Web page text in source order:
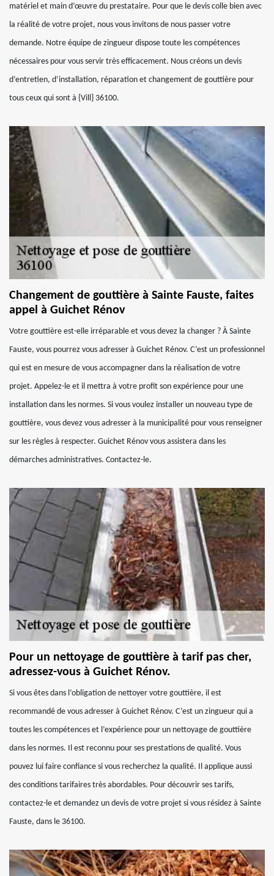
matériel et main d’œuvre du prestataire. Pour que le devis colle bien avec
la réalité de votre projet, nous vous invitons de nous passer votre
demande. Notre équipe de zingueur dispose toute les compétences
nécessaires pour vous servir très efficacement. Nous créons un devis
d’entretien, d’installation, réparation et changement de gouttière pour
tous ceux qui sont à {Vill} 36100.
Changement de gouttière à Sainte Fauste, faites
appel à Guichet Rénov
Votre gouttière est-elle irréparable et vous devez la changer ? À Sainte
Fauste, vous pourrez vous adresser à Guichet Rénov. C’est un professionnel
qui est en mesure de vous accompagner dans la réalisation de votre
projet. Appelez-le et il mettra à votre profit son expérience pour une
installation dans les normes. Si vous voulez installer un nouveau type de
gouttière, vous devez vous adresser à la municipalité pour vous renseigner
sur les règles à respecter. Guichet Rénov vous assistera dans les
démarches administratives. Contactez-le.
Pour un nettoyage de gouttière à tarif pas cher,
adressez-vous à Guichet Rénov.
Si vous êtes dans l’obligation de nettoyer votre gouttière, il est
recommandé de vous adresser à Guichet Rénov. C’est un zingueur qui a
toutes les compétences et l’expérience pour un nettoyage de gouttière
dans les normes. Il est reconnu pour ses prestations de qualité. Vous
pouvez lui faire confiance si vous recherchez la qualité. Il applique aussi
des conditions tarifaires très abordables. Pour découvrir ses tarifs,
contactez-le et demandez un devis de votre projet si vous résidez à Sainte
Fauste, dans le 36100.